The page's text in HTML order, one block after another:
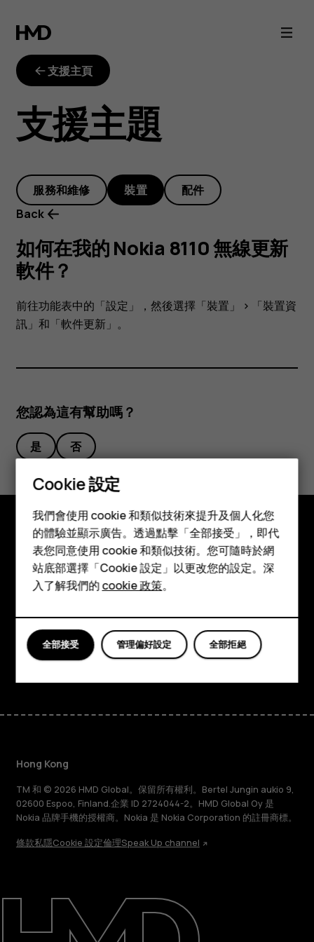
如
何
在
我
的
Nokia
8110
無
線
更
新
軟
件？
智慧型手機
功能型手機
配件
平板電腦
支援主頁
支援主題
服務和維修 裝置
配件
Back
如何在我的 Nokia 8110 無線更新
軟件？
前往功能表中的 「設定」 ，然後選擇「裝置」 >
「裝置資
訊」 和 「軟件更新」 。
您認為這有幫助嗎？
是 否
探索
關於
支援
FacebookInstagram
TiktokYoutubeLinkedinDiscord
Hong Kong
TM 和 © 2026 HMD Global。保留所有權利。Bertel Jungin aukio 9,
02600 Espoo, Finland.企業 ID 2724044-2。HMD Global Oy 是
Nokia 品牌手機的授權商。Nokia 是 Nokia Corporation 的註冊商標。
條款私隱Cookie 設定倫理Speak Up channel
Cookie 設定
我們會使用 cookie 和類似技術來提升及個人化您
的體驗並顯示廣告。透過點擊「全部接受」，即代
表您同意使用 cookie 和類似技術。您可隨時於網
站底部選擇「Cookie 設定」以更改您的設定。深
入了解我們的cookie 政策。
全部拒絕
管理偏好設定
全部接受